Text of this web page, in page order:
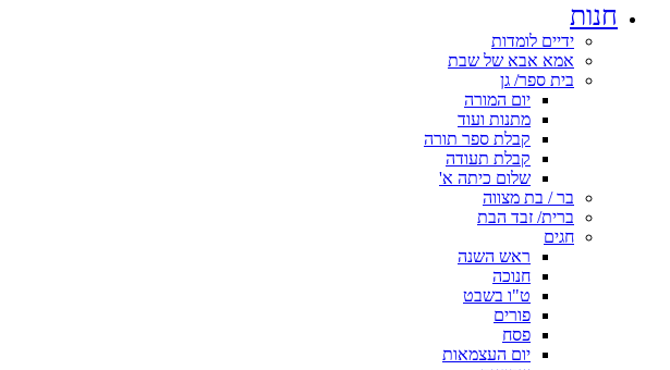
חנות
ידיים לומדות
אמא אבא של שבת
בית ספר/ גן
יום המורה
מתנות ועוד
קבלת ספר תורה
קבלת תעודה
שלום כיתה א'
בר / בת מצווה
ברית/ זבד הבת
חגים
ראש השנה
חנוכה
ט"ו בשבט
פורים
פסח
יום העצמאות